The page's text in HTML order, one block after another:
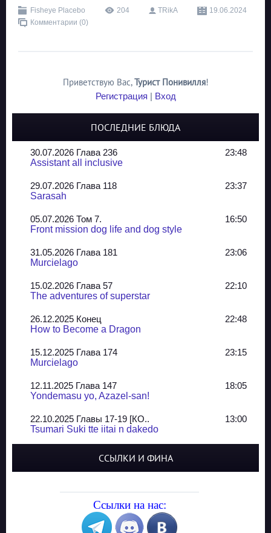
Fisheye Placebo 204 TRikA
19.06.2024
Комментарии (0)
Приветствую Вас,Турист Понивилля!
Регистрация | Вход
ПОСЛЕДНИЕ БЛЮДА
30.07.2026 Глава 236
23:48
Assistant all inclusive
29.07.2026 Глава 118
23:37
Sarasah
05.07.2026 Том 7.
16:50
Front mission dog life and dog style
31.05.2026 Глава 181
23:06
Murcielago
15.02.2026 Глава 57
22:10
The adventures of superstar
26.12.2025 Конец
22:48
How to Become a Dragon
15.12.2025 Глава 174
23:15
Murcielago
12.11.2025 Глава 147
18:05
Yondemasu yo, Azazel-san!
22.10.2025 Главы 17-19 [КО..
13:00
Tsumari Suki tte iitai n dakedo
Yozakura Shijuusou
08.08.2025 Глава 50
A Compendium of Ghosts
ССЫЛКИ И ФИНА
Ссылки на нас: